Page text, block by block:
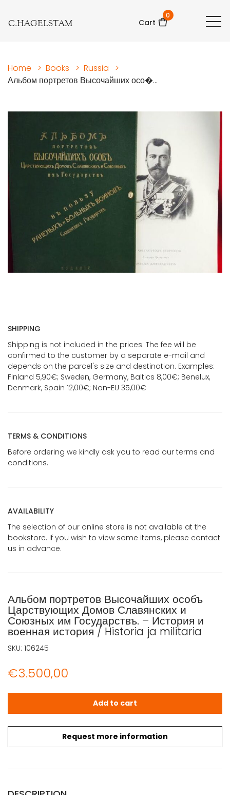
C.HAGELSTAM Cart
0
Home > Books > Russia
>
Альбом портретов Высочайших осо�...
SHIPPING
Shipping is not included in the prices. The fee will be
confirmed to the customer by a separate e-mail and
depends on the parcel's size and destination. Examples:
Finland 5,90€; Sweden, Germany, Baltics 8,00€; Benelux,
Denmark, Spain 12,00€; Non-EU 35,00€
TERMS & CONDITIONS
Before ordering we kindly ask you to read our terms and
conditions.
AVAILABILITY
The selection of our online store is not available at the
bookstore. If you wish to view some items, please contact
us in advance.
Альбом портретов Высочайших особъ
Царствующих Домов Славянских и
Союзных им Государствъ. – История и
военная история / Historia ja militaria
€3.500,00
Request more information
Альбом портретов Высочайших особъ Царствующих
Add to cart
SKU: 106245